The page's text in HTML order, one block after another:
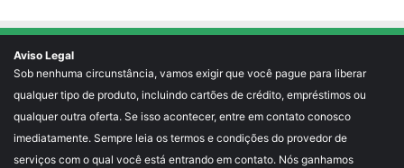
Aviso Legal
Sob nenhuma circunstância, vamos exigir que você pague para liberar
qualquer tipo de produto, incluindo cartões de crédito, empréstimos ou
qualquer outra oferta. Se isso acontecer, entre em contato conosco
imediatamente. Sempre leia os termos e condições do provedor de
serviços com o qual você está entrando em contato. Nós ganhamos